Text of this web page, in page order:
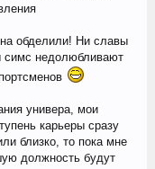
обделили! Ни славы
симс недолюбливают
универа, мои
карьеры сразу
близко, то пока мне
должность будут